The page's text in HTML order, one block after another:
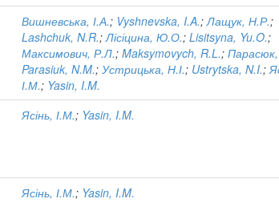
Вишневська, І.А.; Vyshnevska, I.A.;Лащук, Н.Р.;
Lashchuk, N.R.;Лісіцина, Ю.О.; Lisitsyna, Yu.O.;
Максимович, Р.Л.; Maksymovych, R.L.;
Parasiuk, N.M.; Устрицька, Н.І.; Ustrytska, N.I.;
І.М.; Yasin, I.M.
Ясінь, І.М.; Yasin, I.M.
Ясінь, І.М.; Yasin, I.M.